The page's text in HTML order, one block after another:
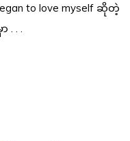
to love myself ဆိုတဲ့
. . .